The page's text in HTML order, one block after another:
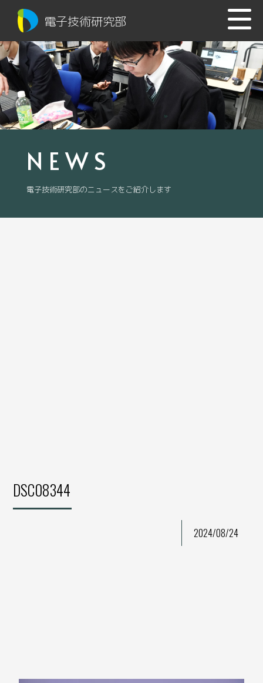
電子技術研究部
NEWS
電子技術研究部のニュースをご紹介します
DSC08344
2024/08/24